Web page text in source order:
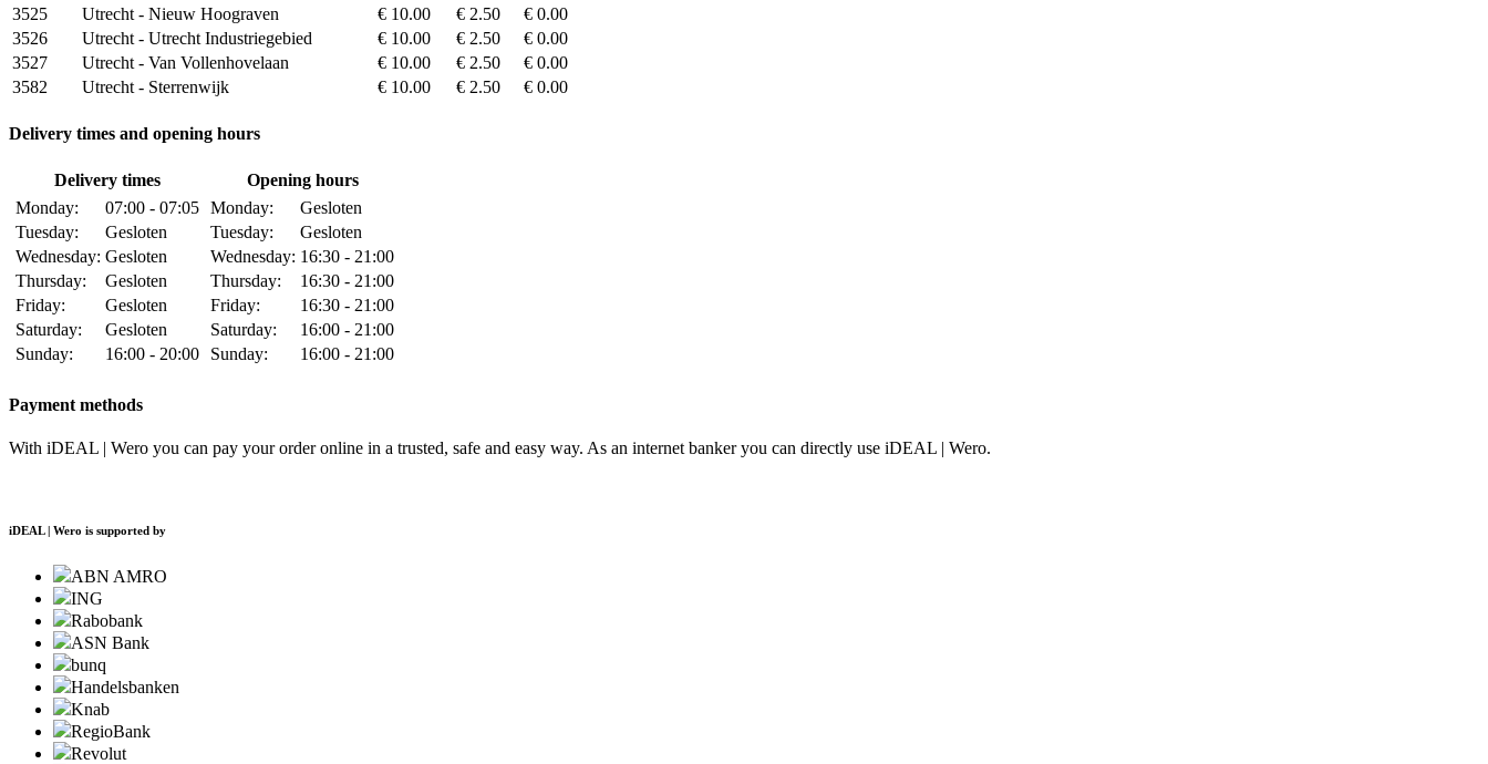
3525
Utrecht - Nieuw Hoograven € 10.00 € 2.50
€ 0.00
3526
Utrecht - Utrecht Industriegebied € 10.00 € 2.50
€ 0.00
3527
Utrecht - Van Vollenhovelaan € 10.00 € 2.50
€ 0.00
3582
Utrecht - Sterrenwijk € 10.00 € 2.50 € 0.00
Delivery times and opening hours
Delivery times
Opening hours
Monday:
07:00 - 07:05
Tuesday:
Gesloten
Wednesday: Gesloten
Thursday:
Gesloten
Friday:
Gesloten
Saturday:
Gesloten
Sunday:
16:00 - 20:00
Monday:
Gesloten
Tuesday:
Gesloten
Wednesday: 16:30 - 21:00
Thursday:
16:30 - 21:00
Friday:
16:30 - 21:00
Saturday:
16:00 - 21:00
Sunday:
16:00 - 21:00
Payment methods
With iDEAL | Wero you can pay your order online in a trusted, safe and easy way. As an internet banker you can directly use iDEAL | Wero.
iDEAL | Wero is supported by
ABN AMRO
ING
Rabobank
ASN Bank
bunq
Handelsbanken
Knab
RegioBank
Revolut